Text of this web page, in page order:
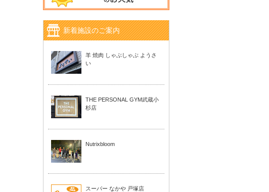
新着施設のご案内
羊 焼肉 しゃぶしゃぶ ようさ
い
THE PERSONAL GYM武蔵小
杉店
Nutrixbloom
スーパー なかや 戸塚店